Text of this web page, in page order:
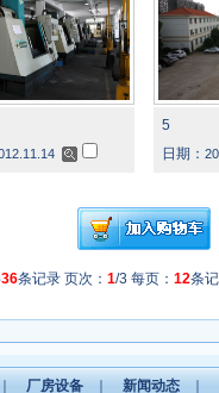
5
日期：
36条记录 页次： 1/3 每页： 12条
厂房设备 新闻动态